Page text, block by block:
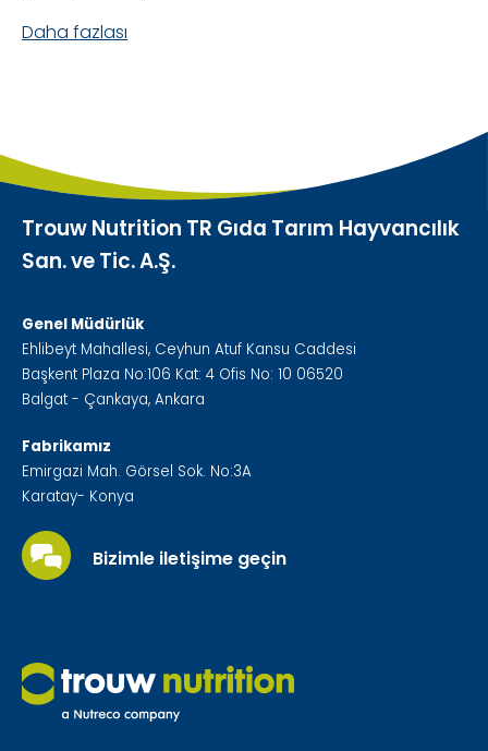
Daha fazlası
Trouw Nutrition TR Gıda Tarım Hayvancılık
San. ve Tic. A.Ş.
Genel Müdürlük
Ehlibeyt Mahallesi, Ceyhun Atuf Kansu Caddesi
Başkent Plaza No:106 Kat: 4 Ofis No: 10 06520
Balgat - Çankaya, Ankara
Fabrikamız
Emirgazi Mah. Görsel Sok. No:3A
Karatay- Konya
Bizimle iletişime geçin